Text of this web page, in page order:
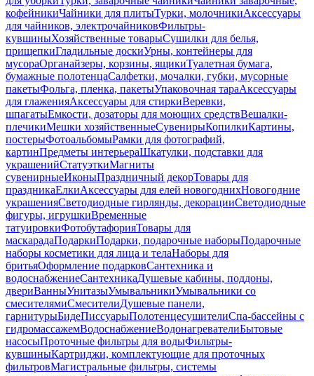
кофейникиЧайники для плитыТурки, молочникиАксессуары
для чайников, электрочайниковФильтры-
кувшиныХозяйственные товарыСушилки для белья,
прищепкиГладильные доскиУрны, контейнеры для
мусораОрганайзеры, корзины, ящикиТуалетная бумага,
бумажные полотенцаСалфетки, мочалки, губки, мусорные
пакетыФольга, пленка, пакетыУпаковочная тараАксессуары
для глаженияАксессуары для стиркиВеревки,
шпагатыЕмкости, дозаторы для моющих средствВешалки-
плечикиМешки хозяйственныеСувенирыКопилкиКартины,
постерыФотоальбомыРамки для фотографий,
картинПредметы интерьераШкатулки, подставки для
украшенийСтатуэткиМагниты
сувенирныеИконыПраздничный декорТовары для
праздникаЕлкиАксессуары для елей новогоднихНовогодние
украшенияСветодиодные гирлянды, декорацииСветодиодные
фигуры, игрушкиВременные
татуировкиФотобутафорияТовары для
маскарадаПодаркиПодарки, подарочные наборыПодарочные
наборы косметики для лица и телаНаборы для
бритьяОформление подарковСантехника и
водоснабжениеСантехникаДушевые кабины, поддоны,
двериВанныУнитазыУмывальникиУмывальники со
смесителямиСмесителиДушевые панели,
гарнитурыБидеПиссуарыПолотенцесушителиСпа-бассейны с
гидромассажемВодоснабжениеВодонагревателиБытовые
насосыПроточные фильтры для водыФильтры-
кувшиныКартриджи, комплектующие для проточных
фильтровМагистральные фильтры, системы